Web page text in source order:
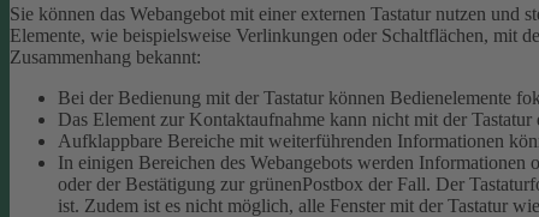
Sie können das Webangebot mit einer externen Tastatur nutzen
Elemente, wie beispielsweise Verlinkungen oder Schaltflächen, mit
Zusammenhang bekannt:
Bei der Bedienung mit der Tastatur können Bedienelemente
Das Element zur Kontaktaufnahme kann nicht mit der Tastatur
Aufklappbare Bereiche mit weiterführenden Informationen
In einigen Bereichen des Webangebots werden
oder der Bestätigung zur grünenPostbox der Fall. Der
ist. Zudem ist es nicht möglich, alle Fenster mit der Tastatur